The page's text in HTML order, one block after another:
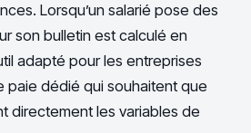
Lorsqu’un salarié pose des
son bulletin est calculé en
adapté pour les entreprises
paie dédié qui souhaitent que
directement les variables de